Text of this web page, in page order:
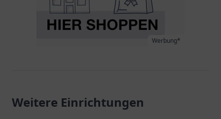
Werbung*
Weitere Einrichtungen